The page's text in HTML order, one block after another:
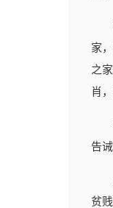
家
之
肖
告
贫